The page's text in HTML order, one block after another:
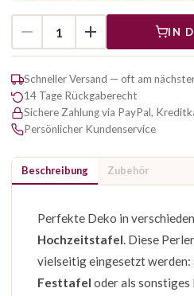
IN
Schneller Versand — oft am
14 Tage Rückgaberecht
Sichere Zahlung via PayPal,
Persönlicher Kundenservice
Beschreibung Zubehör
Perfekte Deko in
Hochzeitstafel. Diese
vielseitig eingesetzt werden:
Festtafel oder als sonstiges